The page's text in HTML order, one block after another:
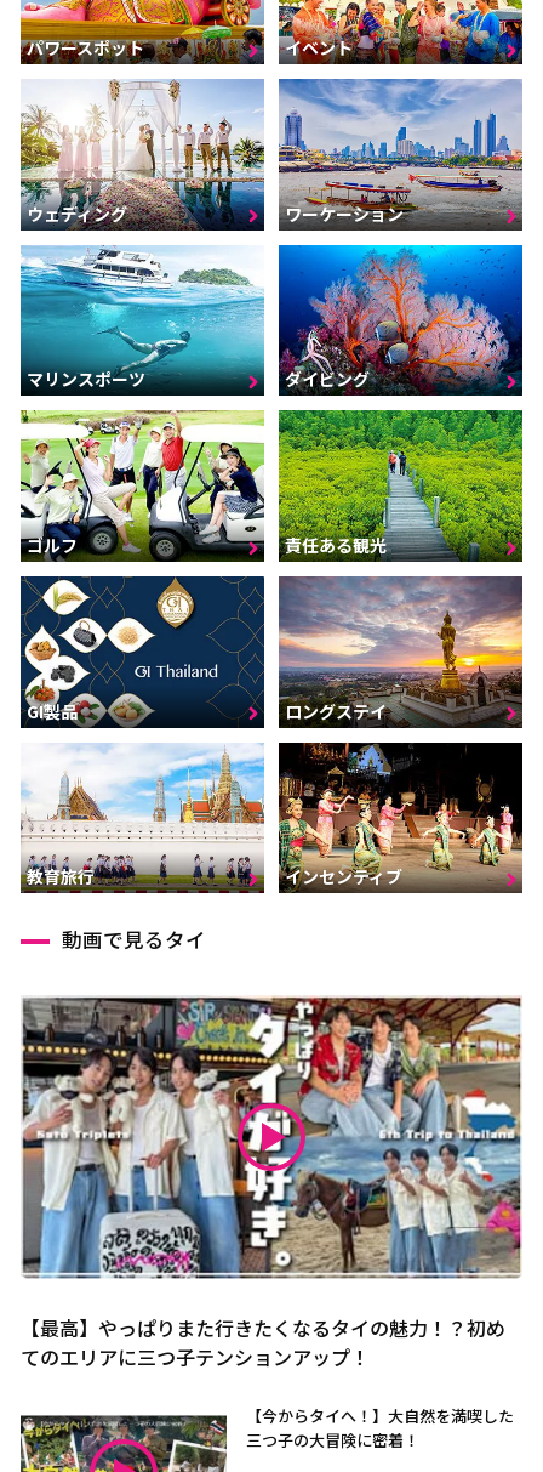
パワースポット イベント
ウェディング ワーケーション
マリンスポーツ ダイビング
ゴルフ 責任ある観光
GI製品 ロングステイ
教育旅行 インセンティブ
動画で見るタイ
【最高】やっぱりまた行きたくなるタイの魅力！？初め
てのエリアに三つ子テンションアップ！
【今からタイへ！】大自然を満喫した
三つ子の大冒険に密着！